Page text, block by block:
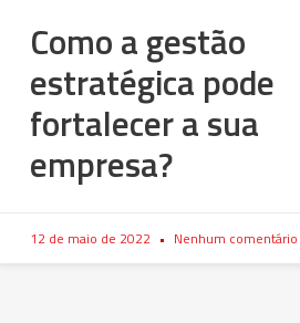
Como a gestão
estratégica pode
fortalecer a sua
empresa?
12 de maio de 2022 Nenhum comentário